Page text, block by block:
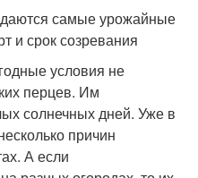
самые урожайные
и срок созревания
условия не
перцев. Им
солнечных дней. Уже в
причин
А если